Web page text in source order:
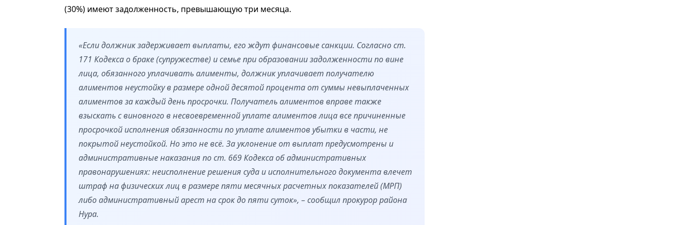
(30%) имеют задолженность, превышающую три месяца.
«Если должник задерживает выплаты, его ждут финансовые санкции. Согласно ст.
171 Кодекса о браке (супружестве) и семье при образовании задолженности по вине
лица, обязанного уплачивать алименты, должник уплачивает получателю
алиментов неустойку в размере одной десятой процента от суммы невыплаченных
алиментов за каждый день просрочки. Получатель алиментов вправе также
взыскать с виновного в несвоевременной уплате алиментов лица все причиненные
просрочкой исполнения обязанности по уплате алиментов убытки в части, не
покрытой неустойкой. Но это не всё. За уклонение от выплат предусмотрены и
административные наказания по ст. 669 Кодекса об административных
правонарушениях: неисполнение решения суда и исполнительного документа влечет
штраф на физических лиц в размере пяти месячных расчетных показателей (МРП)
либо административный арест на срок до пяти суток», – сообщил прокурор района
Нура.